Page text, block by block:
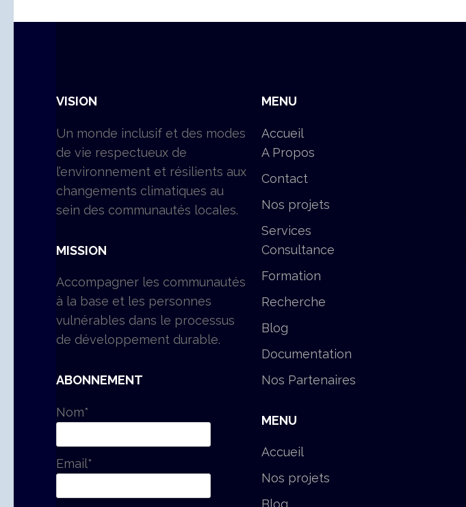
VISION
Un monde inclusif et des modes
de vie respectueux de
l’environnement et résilients aux
changements climatiques au
sein des communautés locales.
MISSION
Accompagner les communautés
à la base et les personnes
vulnérables dans le processus
de développement durable.
ABONNEMENT
Nom*
Email*
MENU
Accueil
A Propos
Contact
Nos projets
Services
Consultance
Formation
Recherche
Blog
Documentation
Nos Partenaires
MENU
Accueil
Nos projets